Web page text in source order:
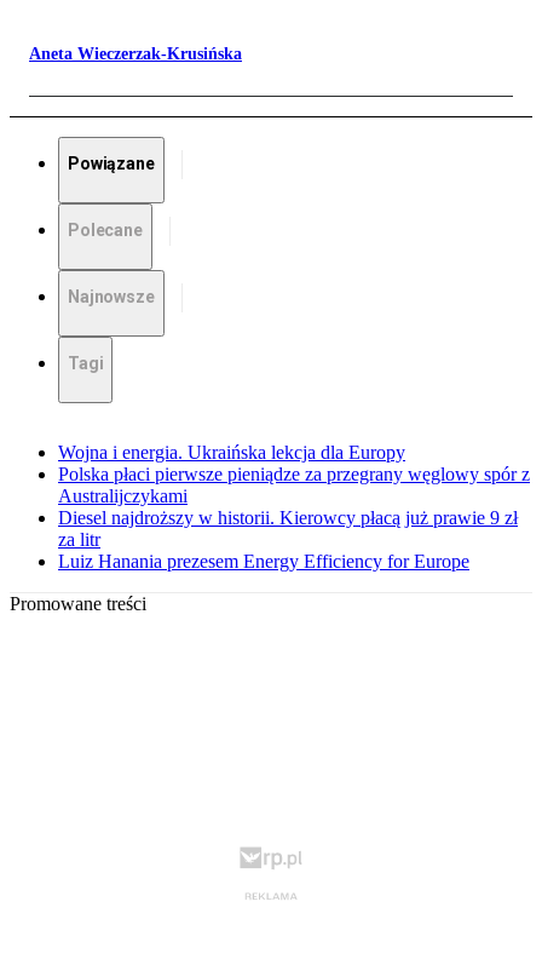
Aneta Wieczerzak-Krusińska
Powiązane
Polecane
Najnowsze
Tagi
Wojna i energia. Ukraińska lekcja dla Europy
Polska płaci pierwsze pieniądze za przegrany węglowy spór z
Australijczykami
Diesel najdroższy w historii. Kierowcy płacą już prawie 9 zł
za litr
Luiz Hanania prezesem Energy Efficiency for Europe
Promowane treści